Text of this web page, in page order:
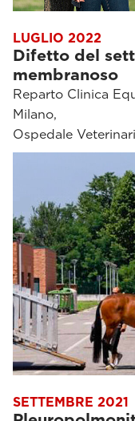
LUGLIO 2022
Difetto del
membranoso
Reparto Clinica
Milano,
Ospedale
SETTEMBRE 2021